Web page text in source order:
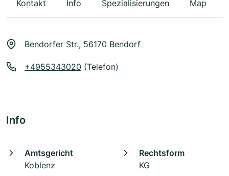
Kontakt Info Spezialisierungen Map
Bendorfer Str., 56170 Bendorf
+4955343020 (Telefon)
Info
Amtsgericht
Koblenz
Rechtsform
KG